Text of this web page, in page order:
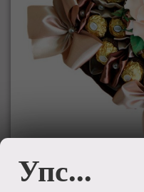
Упс...